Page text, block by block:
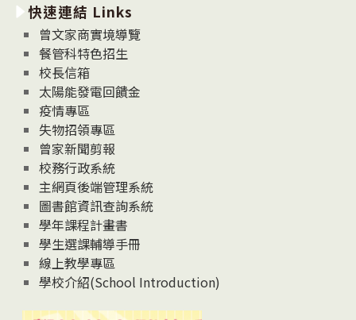
消
息
News
快速連結 Links
曾文家商實境導覽
餐管科特色招生
校長信箱
太陽能發電回饋金
疫情專區
失物招領專區
曾家新聞剪報
校務行政系統
主網頁後端管理系統
圖書館資訊查詢系統
學年課程計畫書
學生選課輔導手冊
線上教學專區
學校介紹(School Introduction)